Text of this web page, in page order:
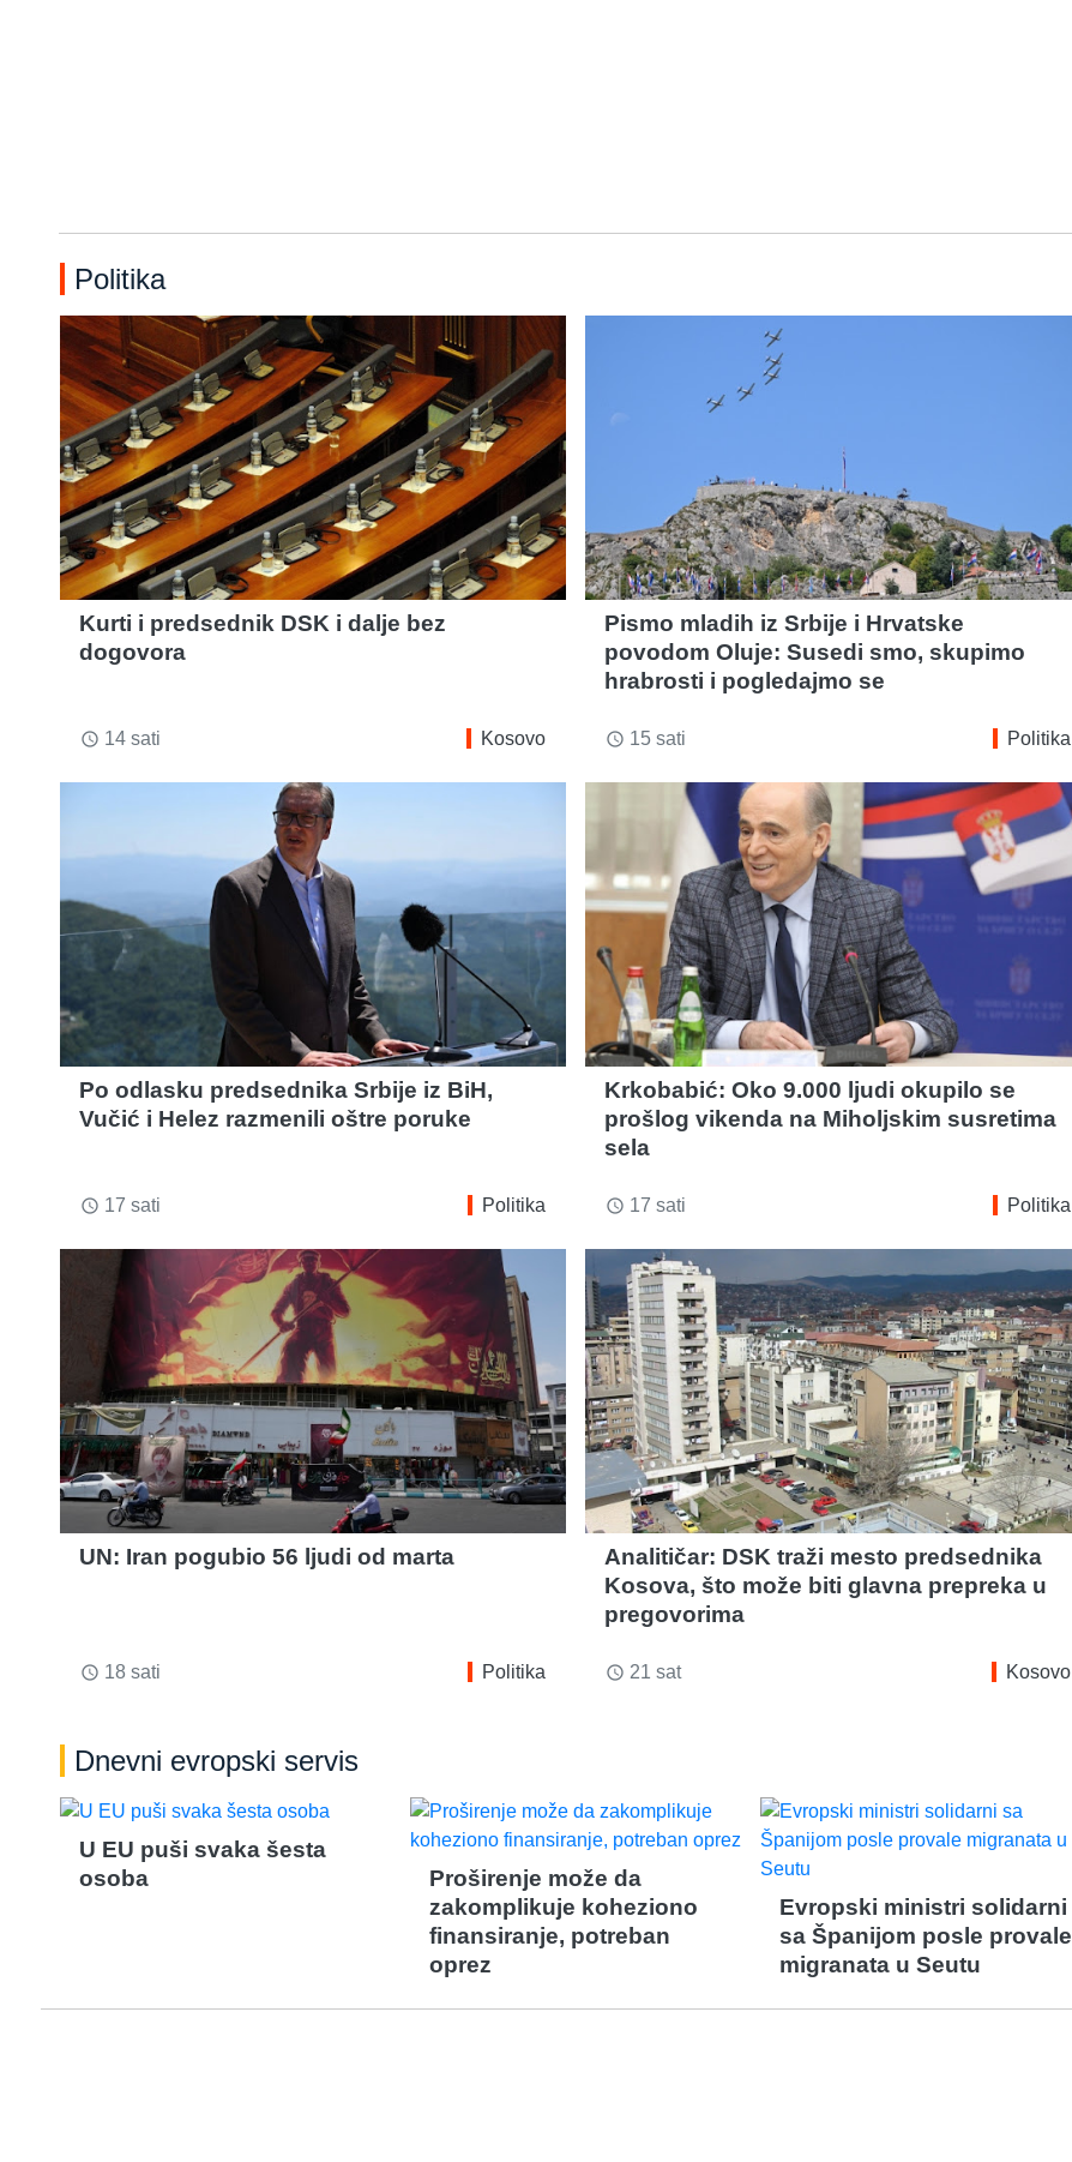
Politika
Kurti i predsednik DSK i dalje bez
dogovora
access_time 14 sati Kosovo
Pismo mladih iz Srbije i Hrvatske
povodom Oluje: Susedi smo, skupimo
hrabrosti i pogledajmo se
access_time 15 sati Politika
Po odlasku predsednika Srbije iz BiH,
Vučić i Helez razmenili oštre poruke
access_time 17 sati Politika
Krkobabić: Oko 9.000 ljudi okupilo se
prošlog vikenda na Miholjskim susretima
sela
access_time 17 sati Politika
UN: Iran pogubio 56 ljudi od marta
access_time 18 sati Politika
Analitičar: DSK traži mesto predsednika
Kosova, što može biti glavna prepreka u
pregovorima
access_time 21 sat Kosovo
Dnevni evropski servis
U EU puši svaka šesta
osoba
Proširenje može da
zakomplikuje koheziono
finansiranje, potreban
oprez
Evropski ministri solidarni
sa Španijom posle provale
migranata u Seutu